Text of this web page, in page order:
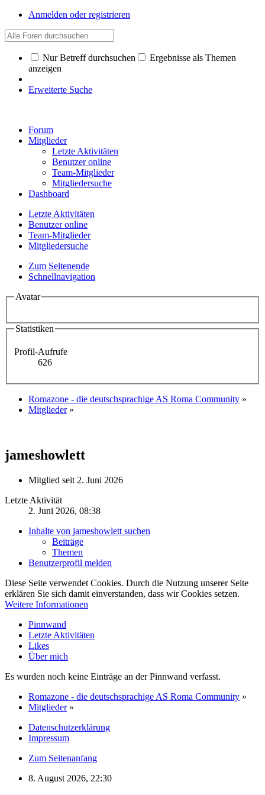
Anmelden oder registrieren
Nur Betreff durchsuchen
Ergebnisse als Themen
anzeigen
Erweiterte Suche
Forum
Mitglieder
Letzte Aktivitäten
Benutzer online
Team-Mitglieder
Mitgliedersuche
Dashboard
Letzte Aktivitäten
Benutzer online
Team-Mitglieder
Mitgliedersuche
Zum Seitenende
Schnellnavigation
Avatar
Statistiken
Profil-Aufrufe
626
Romazone - die deutschsprachige AS Roma Community »
Mitglieder »
jameshowlett
Mitglied seit 2. Juni 2026
Letzte Aktivität
2. Juni 2026, 08:38
Inhalte von jameshowlett suchen
Beiträge
Themen
Benutzerprofil melden
Diese Seite verwendet Cookies. Durch die Nutzung unserer Seite
erklären Sie sich damit einverstanden, dass wir Cookies setzen.
Weitere Informationen
Pinnwand
Letzte Aktivitäten
Likes
Über mich
Es wurden noch keine Einträge an der Pinnwand verfasst.
Romazone - die deutschsprachige AS Roma Community »
Mitglieder »
Datenschutzerklärung
Impressum
Zum Seitenanfang
8. August 2026, 22:30